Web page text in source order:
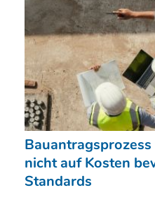
nicht auf Kosten
Standards